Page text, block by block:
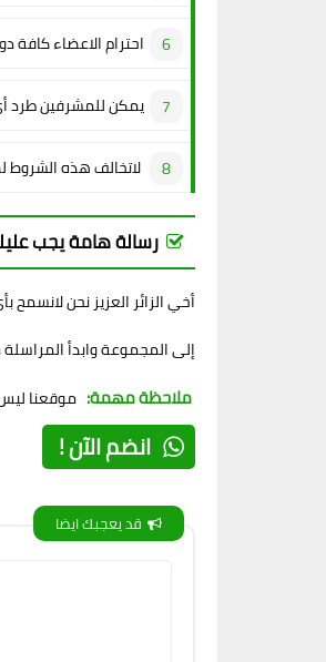
احترام الاعضاء كافة
يمكن للمشرفين
لاتخالف هذه
رسالة هامة يجب
أخي الزائر العزيز نحن
إلى المجموعة وابدأ
ملاحظة مهمة: موقعنا
انضم الآن !
قد يعجبك ايضا